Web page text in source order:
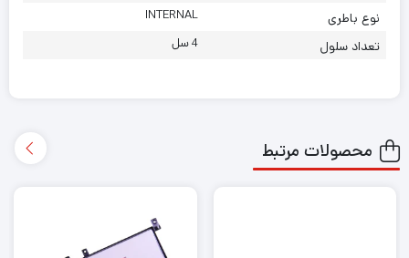
نوع باطری INTERNAL
تعداد سلول 4 سل
محصولات مرتبط